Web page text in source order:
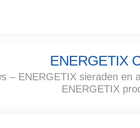
ENERGETIX
– ENERGETIX sieraden en
ENERGETIX